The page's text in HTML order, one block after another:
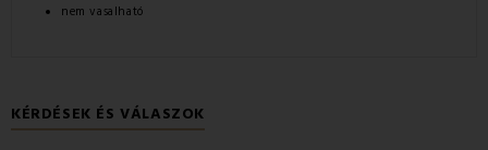
nem vasalható
KÉRDÉSEK ÉS VÁLASZOK